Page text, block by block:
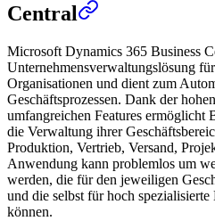
Central
Microsoft Dynamics 365 Business
Unternehmensverwaltungslösung
Organisationen und dient zum
Geschäftsprozessen. Dank der
umfangreichen Features ermöglicht
die Verwaltung ihrer
Produktion, Vertrieb, Versand,
Anwendung kann problemlos um
werden, die für den jeweiligen
und die selbst für hoch spezialisierte
können.